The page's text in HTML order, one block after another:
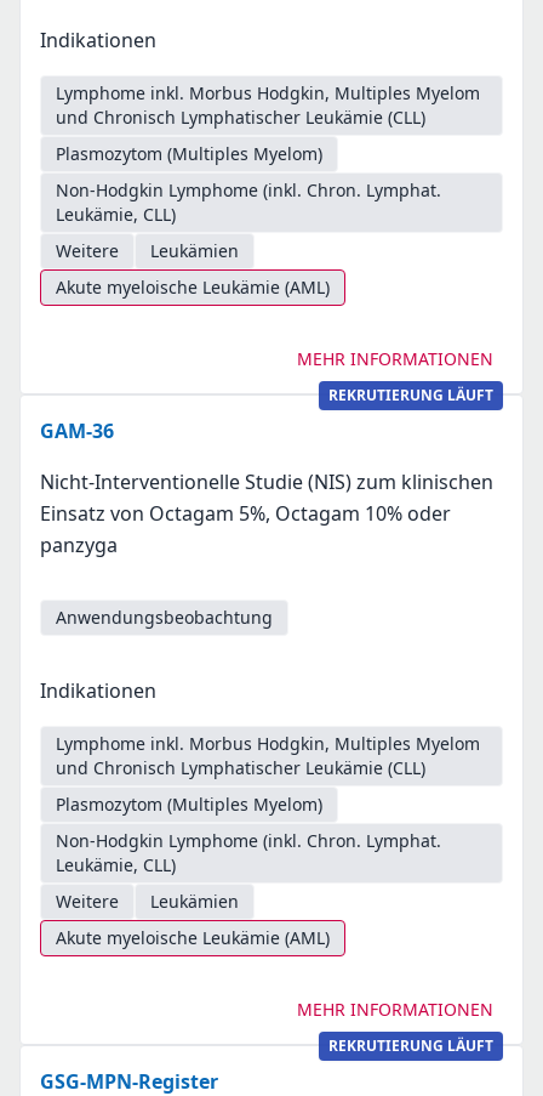
Indikationen
Lymphome inkl. Morbus Hodgkin, Multiples Myelom
und Chronisch Lymphatischer Leukämie (CLL)
Plasmozytom (Multiples Myelom)
Non-Hodgkin Lymphome (inkl. Chron. Lymphat.
Leukämie, CLL)
Weitere
Leukämien
Akute myeloische Leukämie (AML)
MEHR INFORMATIONEN
REKRUTIERUNG LÄUFT
GAM-36
Nicht-Interventionelle Studie (NIS) zum klinischen
Einsatz von Octagam 5%, Octagam 10% oder
panzyga
Anwendungsbeobachtung
Indikationen
Lymphome inkl. Morbus Hodgkin, Multiples Myelom
und Chronisch Lymphatischer Leukämie (CLL)
Plasmozytom (Multiples Myelom)
Non-Hodgkin Lymphome (inkl. Chron. Lymphat.
Leukämie, CLL)
Weitere
Leukämien
Akute myeloische Leukämie (AML)
MEHR INFORMATIONEN
REKRUTIERUNG LÄUFT
GSG-MPN-Register